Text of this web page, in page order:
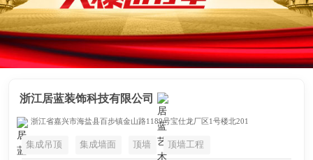
浙江居蓝装饰科技有限公司
浙江省嘉兴市海盐县百步镇金山路1189号宝仕龙厂区1号楼北201
集成吊顶 集成墙面 顶墙 顶墙工程